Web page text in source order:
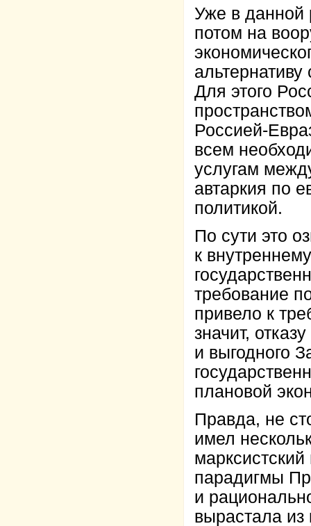
Уже в данной
потом на
Для этого
Россией-
всем
услугам
автаркия по
политикой.
По сути это
к
требование
привело к
значит,
и выгодного
плановой
Правда, не
имел
парадигмы
и
вырастала из